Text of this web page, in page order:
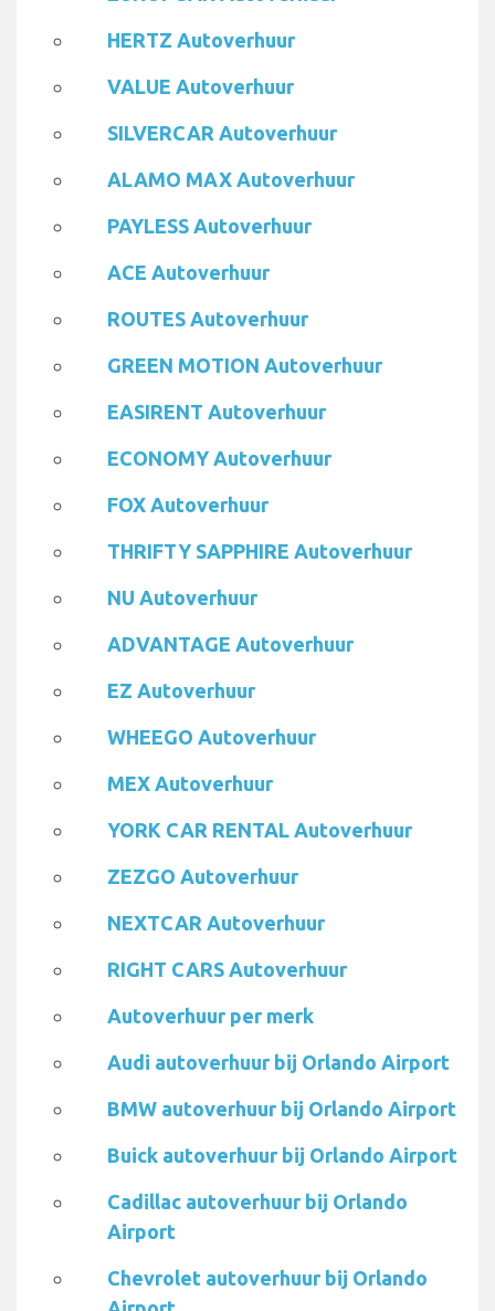
HERTZ Autoverhuur
VALUE Autoverhuur
SILVERCAR Autoverhuur
ALAMO MAX Autoverhuur
PAYLESS Autoverhuur
ACE Autoverhuur
ROUTES Autoverhuur
GREEN MOTION Autoverhuur
EASIRENT Autoverhuur
ECONOMY Autoverhuur
FOX Autoverhuur
THRIFTY SAPPHIRE Autoverhuur
NU Autoverhuur
ADVANTAGE Autoverhuur
EZ Autoverhuur
WHEEGO Autoverhuur
MEX Autoverhuur
YORK CAR RENTAL Autoverhuur
ZEZGO Autoverhuur
NEXTCAR Autoverhuur
RIGHT CARS Autoverhuur
Autoverhuur per merk
Audi autoverhuur bij Orlando Airport
BMW autoverhuur bij Orlando Airport
Buick autoverhuur bij Orlando Airport
Cadillac autoverhuur bij Orlando
Airport
Chevrolet autoverhuur bij Orlando